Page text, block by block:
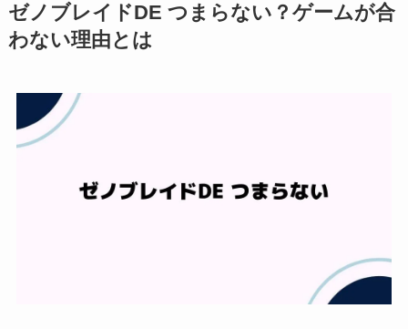
ゼノブレイドDE つまらない？ゲームが合
わない理由とは